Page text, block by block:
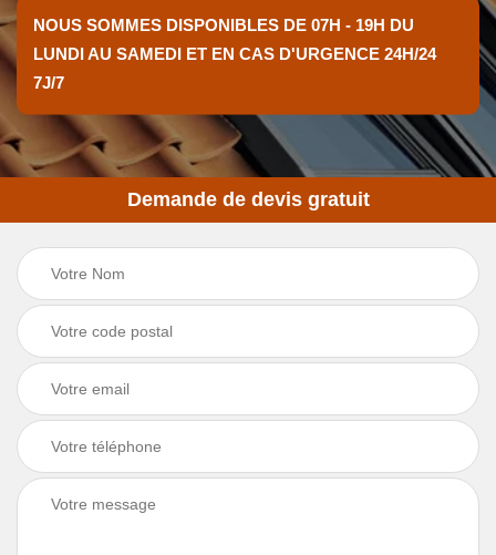
NOUS SOMMES DISPONIBLES DE 07H - 19H DU
LUNDI AU SAMEDI ET EN CAS D'URGENCE 24H/24
7J/7
Demande de devis gratuit